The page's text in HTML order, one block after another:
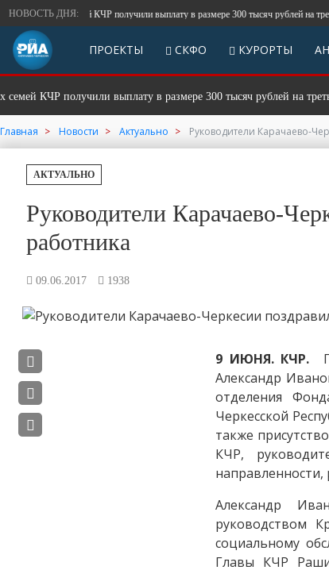
НОВОСТЬ ДНЯ:
семей КЧР получили выплату в размере 300 тысяч рублей на третьего
ПРОЕКТЫ СКФО КУРОРТЫ
получили выплату в размере 300 тысяч рублей на третьего
Главная Новости Актуально Руководители Карачаево-
АКТУАЛЬНО
Руководители Карачаево-
работника
09.06.2017 1938
9 ИЮНЯ. КЧР.
Александр
отделения
Черкесской
также
КЧР,
направленности,
Александр
руководством
социальному
Главы КЧР